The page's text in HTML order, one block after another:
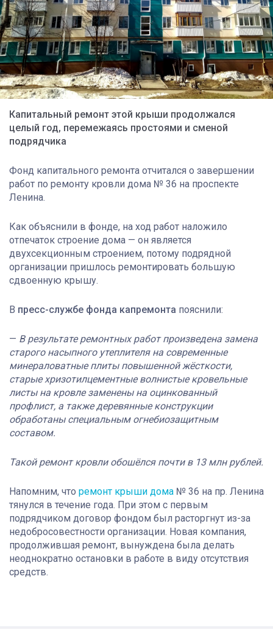
Капитальный ремонт этой крыши продолжался
целый год, перемежаясь простоями и сменой
подрядчика
Фонд капитального ремонта отчитался о завершении
работ по ремонту кровли дома № 36 на проспекте
Ленина.
Как объяснили в фонде, на ход работ наложило
отпечаток строение дома — он является
двухсекционным строением, потому подрядной
организации пришлось ремонтировать большую
сдвоенную крышу.
В пресс-службе фонда капремонта пояснили:
— В результате ремонтных работ произведена замена
старого насыпного утеплителя на современные
минераловатные плиты повышенной жёсткости,
старые хризотилцементные волнистые кровельные
листы на кровле заменены на оцинкованный
профлист, а также деревянные конструкции
обработаны специальным огнебиозащитным
составом.
Такой ремонт кровли обошёлся почти в 13 млн рублей.
Напомним, что ремонт крыши дома № 36 на пр. Ленина
тянулся в течение года. При этом с первым
подрядчиком договор фондом был расторгнут из-за
недобросовестности организации. Новая компания,
продолжившая ремонт, вынуждена была делать
неоднократно остановки в работе в виду отсутствия
средств.